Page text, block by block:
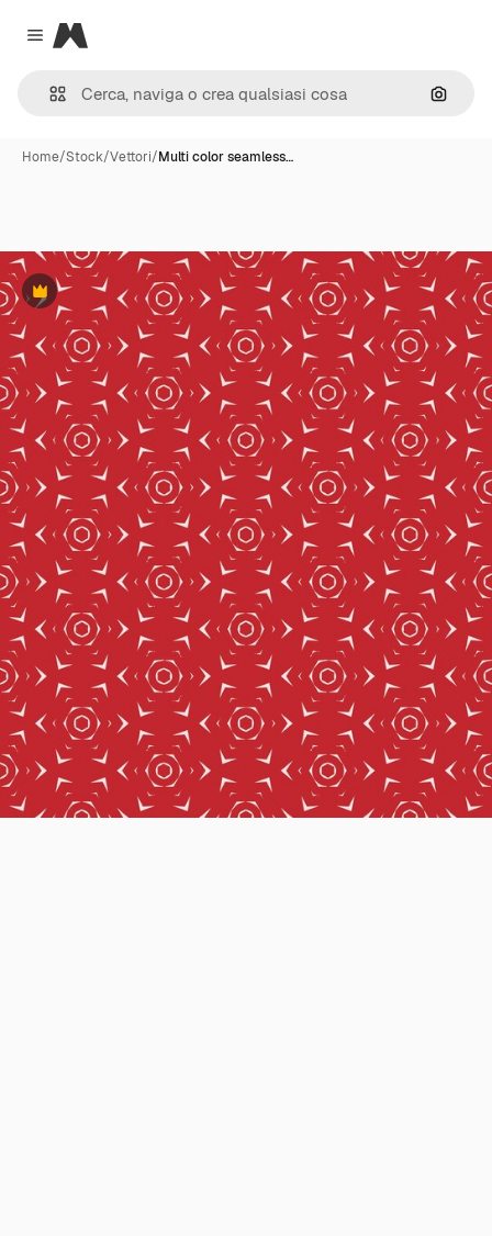
Close menu
Magnific
Cerca
Home/Stock/Vettori/Multi color seamless…
Premium